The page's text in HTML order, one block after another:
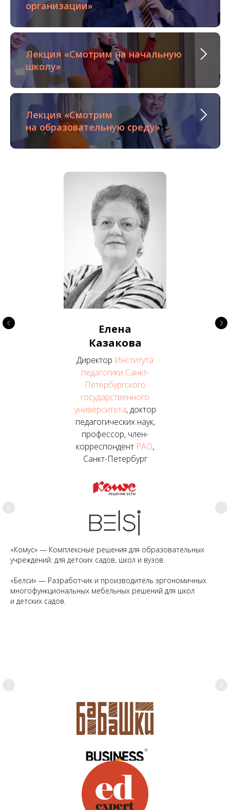
организации»
Лекция «Смотрим на начальную
школу»
Лекция «Смотрим
на образовательную среду»
Елена
Казакова
Директор Института
педагогики Санкт-
Петербургского
государственного
университета, доктор
педагогических наук,
профессор, член-
корреспондент РАО,
Санкт-Петербург
«Комус» — Комплексные решения для образовательных
учреждений: для детских садов, школ и вузов.
«Белси» — Разработчик и производитель эргономичных
многофункциональных мебельных решений для школ
и детских садов.